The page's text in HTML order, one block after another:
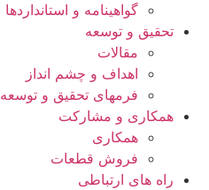
گواهينامه و استانداردها
تحقيق و توسعه
مقالات
اهداف و چشم انداز
فرمهای تحقیق و توسعه
همکاری و مشارکت
همکاری
فروش قطعات
راه های ارتباطی